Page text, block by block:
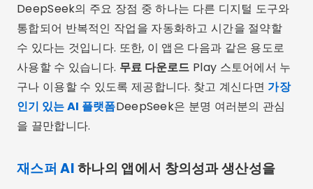
DeepSeek의 주요 장점 중 하나는 다른 디지털 도구와
통합되어 반복적인 작업을 자동화하고 시간을 절약할
수 있다는 것입니다. 또한, 이 앱은 다음과 같은 용도로
사용할 수 있습니다. 무료 다운로드 Play 스토어에서 누
구나 이용할 수 있도록 제공합니다. 찾고 계신다면 가장
인기 있는 AI 플랫폼DeepSeek은 분명 여러분의 관심
을 끌만합니다.
재스퍼 AI하나의 앱에서 창의성과 생산성을